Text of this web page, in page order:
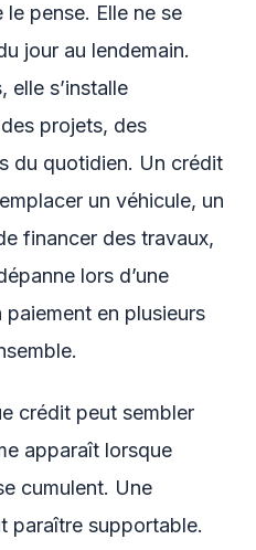
le pense. Elle ne se
jour au lendemain.
elle s’installe
projets, des
du quotidien. Un crédit
un véhicule, un
financer des travaux,
lors d’une
en plusieurs
crédit peut sembler
apparaît lorsque
cumulent. Une
paraître supportable.